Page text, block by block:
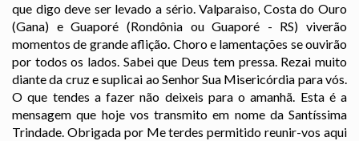
que digo deve ser levado a sério. Valparaiso, Costa do Ouro
(Gana) e Guaporé (Rondônia ou Guaporé - RS) viverão
momentos de grande aflição. Choro e lamentações se ouvirão
por todos os lados. Sabei que Deus tem pressa. Rezai muito
diante da cruz e suplicai ao Senhor Sua Misericórdia para vós.
O que tendes a fazer não deixeis para o amanhã. Esta é a
mensagem que hoje vos transmito em nome da Santíssima
Trindade. Obrigada por Me terdes permitido reunir-vos aqui